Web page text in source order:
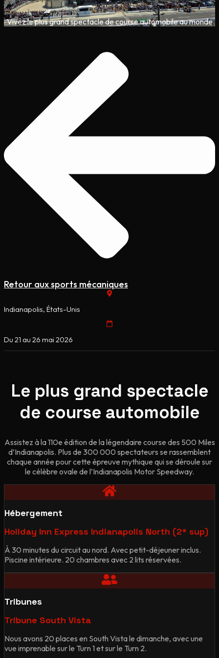
Vivez le plus grand spectacle de course automobile au monde
Retour aux sports mécaniques
Indianapolis, États-Unis
Du 21 au 26 mai 2026
Le plus grand spectacle
de course automobile
Assistez à la 110e édition de la légendaire course des 500 Miles
d’Indianapolis. Plus de 300 000 spectateurs se rassemblent
chaque année pour cette épreuve mythique qui se déroule sur
le célèbre ovale de l’Indianapolis Motor Speedway.
Hébergement
Holiday Inn Express Indianapolis North (2* sup)
À 30 minutes du circuit au nord. Avec petit-déjeuner inclus.
Piscine intérieure. 20 chambres avec 2 lits réservées.
Tribunes
Tribune South Vista
Nous avons 20 places en South Vista le dimanche, avec une
vue imprenable sur le Turn 1 et sur le Turn 2.